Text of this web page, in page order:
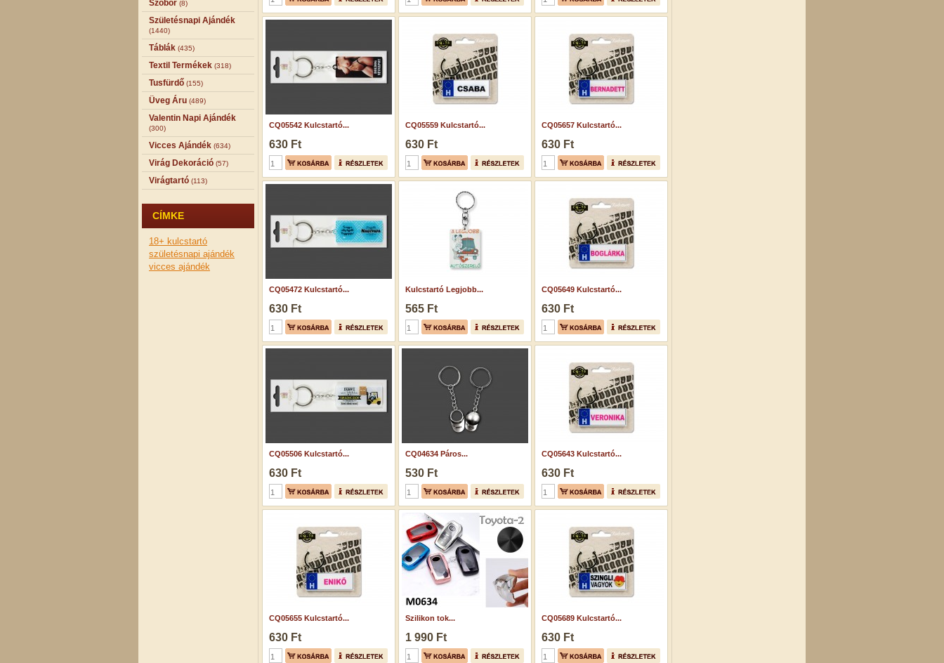
Szobor (8)
Születésnapi Ajándék
(1440)
Táblák (435)
Textil Termékek (318)
Tusfürdő (155)
Üveg Áru (489)
Valentin Napi Ajándék
(300)
Vicces Ajándék (634)
Virág Dekoráció (57)
Virágtartó (113)
CÍMKE
18+ kulcstartó
születésnapi ajándék
vicces ajándék
CQ05542 Kulcstartó...
630 Ft
CQ05559 Kulcstartó...
630 Ft
CQ05657 Kulcstartó...
630 Ft
CQ05472 Kulcstartó...
630 Ft
Kulcstartó Legjobb...
565 Ft
CQ05649 Kulcstartó...
630 Ft
CQ05506 Kulcstartó...
630 Ft
CQ04634 Páros...
530 Ft
CQ05643 Kulcstartó...
630 Ft
CQ05655 Kulcstartó...
630 Ft
Szilikon tok...
1 990 Ft
CQ05689 Kulcstartó...
630 Ft